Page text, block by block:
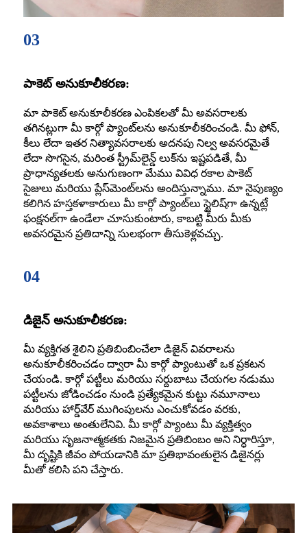
03
పాకెట్ అనుకూలీకరణ:
మా పాకెట్ అనుకూలీకరణ ఎంపికలతో మీ అవసరాలకు
తగినట్లుగా మీ కార్గో ప్యాంట్‌లను అనుకూలీకరించండి. మీ ఫోన్,
కీలు లేదా ఇతర నిత్యావసరాలకు అదనపు నిల్వ అవసరమైతే
లేదా సొగసైన, మరింత స్ట్రీమ్‌లైన్డ్ లుక్‌ను ఇష్టపడితే, మీ
ప్రాధాన్యతలకు అనుగుణంగా మేము వివిధ రకాల పాకెట్
సైజులు మరియు ప్లేస్‌మెంట్‌లను అందిస్తున్నాము. మా నైపుణ్యం
కలిగిన హస్తకళాకారులు మీ కార్గో ప్యాంట్‌లు స్టైలిష్‌గా ఉన్నట్లే
ఫంక్షనల్‌గా ఉండేలా చూసుకుంటారు, కాబట్టి మీరు మీకు
అవసరమైన ప్రతిదాన్ని సులభంగా తీసుకెళ్లవచ్చు.
04
డిజైన్ అనుకూలీకరణ:
మీ వ్యక్తిగత శైలిని ప్రతిబింబించేలా డిజైన్ వివరాలను
అనుకూలీకరించడం ద్వారా మీ కార్గో ప్యాంటుతో ఒక ప్రకటన
చేయండి. కార్గో పట్టీలు మరియు సర్దుబాటు చేయగల నడుము
పట్టీలను జోడించడం నుండి ప్రత్యేకమైన కుట్టు నమూనాలు
మరియు హార్డ్‌వేర్ ముగింపులను ఎంచుకోవడం వరకు,
అవకాశాలు అంతులేనివి. మీ కార్గో ప్యాంటు మీ వ్యక్తిత్వం
మరియు సృజనాత్మకతకు నిజమైన ప్రతిబింబం అని నిర్ధారిస్తూ,
మీ దృష్టికి జీవం పోయడానికి మా ప్రతిభావంతులైన డిజైనర్లు
మీతో కలిసి పని చేస్తారు.